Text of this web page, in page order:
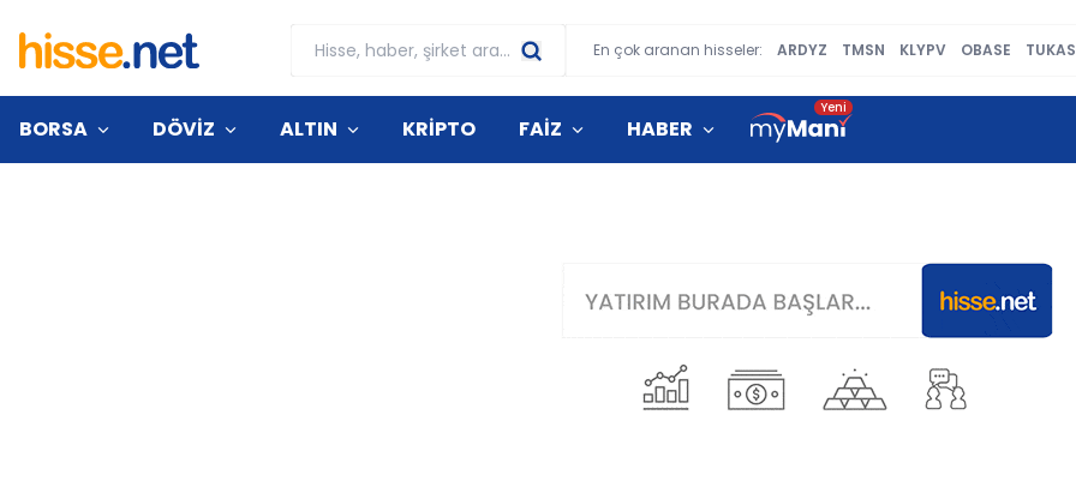
En çok aranan hisseler: ARDYZ TMSN KLYPV OBASE TUKAS
BORSA DÖVİZ ALTIN KRİPTO FAİZ HABER